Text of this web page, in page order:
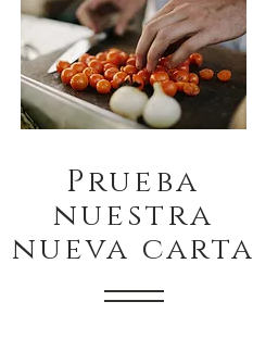
Prueba
nuestra
nueva carta